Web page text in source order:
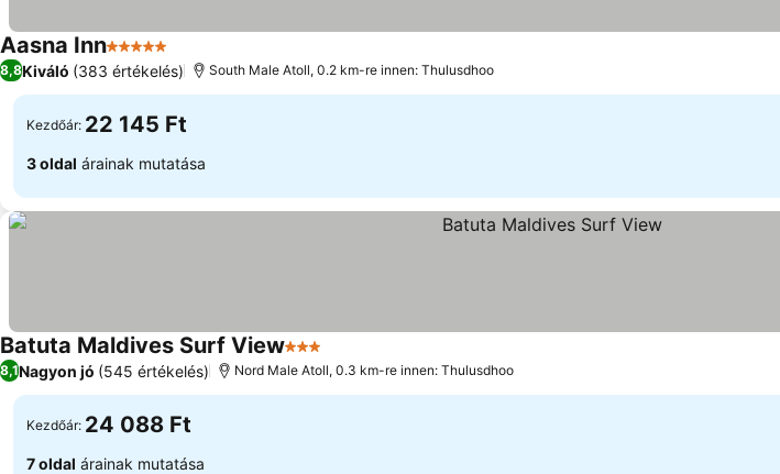
Aasna Inn5 Kategória
8,8Kiváló (383 értékelés) South Male Atoll, 0.2 km-re innen: Thulusdhoo
Kezdőár: 22 145 Ft
3 oldal árainak mutatása
Batuta Maldives Surf View3 Kategória
8,1Nagyon jó (545 értékelés) Nord Male Atoll, 0.3 km-re innen: Thulusdhoo
Kezdőár: 24 088 Ft
7 oldal árainak mutatása